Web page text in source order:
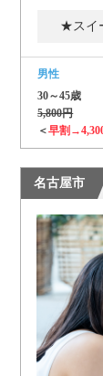
★スイ
男性
30～45歳
5,800円
＜早割
名古屋市